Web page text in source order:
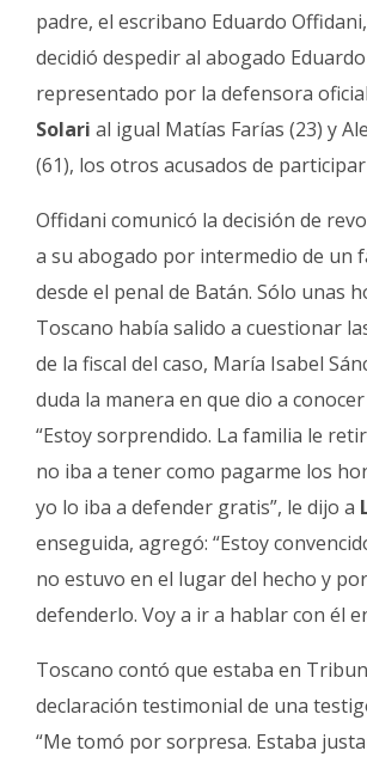
padre, el escribano Eduardo
decidió despedir al abogado
representado por la defensora
Solari al igual Matías Farías (23) y
(61), los otros acusados de
Offidani comunicó la decisión de
a su abogado por intermedio de un
desde el penal de Batán. Sólo unas
Toscano había salido a cuestionar
de la fiscal del caso, María Isabel
duda la manera en que dio a
“Estoy sorprendido. La familia le
no iba a tener como pagarme los
yo lo iba a defender gratis”, le dijo a
enseguida, agregó: “Estoy
no estuvo en el lugar del hecho y
defenderlo. Voy a ir a hablar con él
Toscano contó que estaba en
declaración testimonial de una
“Me tomó por sorpresa. Estaba